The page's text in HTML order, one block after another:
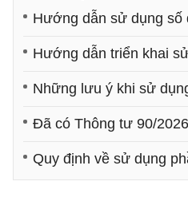
Hướng dẫn sử dụng số
Hướng dẫn triển khai
Những lưu ý khi sử
Đã có Thông tư 90/
Quy định về sử dụng